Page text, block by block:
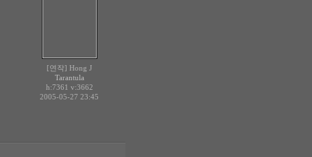
[연작] Hong J
Tarantula
h:7361 v:3662
2005-05-27 23:45